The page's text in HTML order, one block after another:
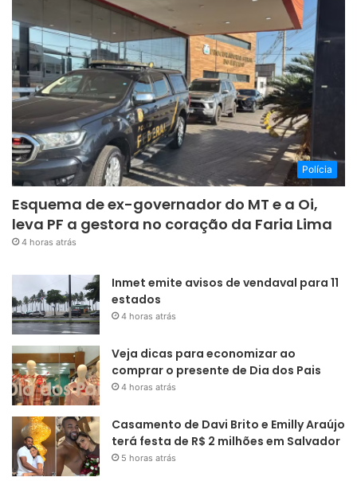
Polícia
Esquema de ex-governador do MT e a Oi,
leva PF a gestora no coração da Faria Lima
4 horas atrás
Inmet emite avisos de vendaval para 11
estados
4 horas atrás
Veja dicas para economizar ao
comprar o presente de Dia dos Pais
4 horas atrás
Casamento de Davi Brito e Emilly Araújo
terá festa de R$ 2 milhões em Salvador
5 horas atrás